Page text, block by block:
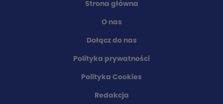
Strona główna
O nas
Dołącz do nas
Polityka prywatności
Polityka Cookies
Redakcja